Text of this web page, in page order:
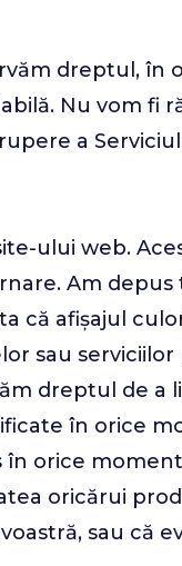
dreptul, în
Nu vom fi
a
ului web.
Am
că afișajul
sau
dreptul de
în orice
orice
oricărui
sau că